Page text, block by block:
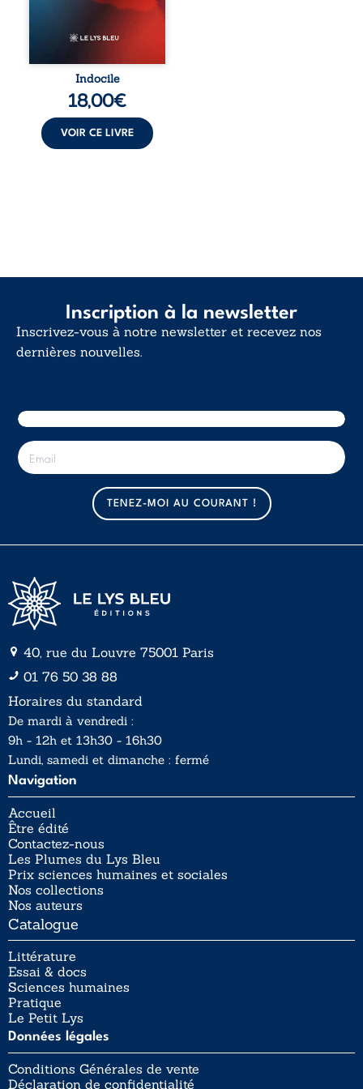
ouvrage parle à
vivent trop fort,
trop vrai, trop tôt.
traversée. Une
langue nue. Une
insurrection
déclaration
d’existence pour ...
Indocile
18,00€
VOIR CE LIVRE
Inscription à la newsletter
Inscrivez-vous à notre newsletter et recevez nos
dernières nouvelles.
E
-
m
TENEZ-MOI AU COURANT !
40, rue du Louvre 75001 Paris
01 76 50 38 88
Horaires du standard
De mardi à vendredi :
9h - 12h et 13h30 - 16h30
Lundi, samedi et dimanche : fermé
Navigation
Accueil
Être édité
Contactez-nous
Les Plumes du Lys Bleu
Prix sciences humaines et sociales
Nos collections
Nos auteurs
Catalogue
Littérature
Essai & docs
Sciences humaines
Pratique
Le Petit Lys
Données légales
Conditions Générales de vente
Déclaration de confidentialité